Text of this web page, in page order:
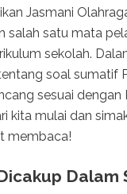
Jasmani
salah satu mata
sekolah.
soal sumatif
sesuai dengan
kita mulai dan
membaca!
Dalam